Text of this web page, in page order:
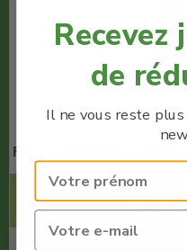
Fleur Hawaiian Cream
Code
Recevez
de
Il ne vous reste